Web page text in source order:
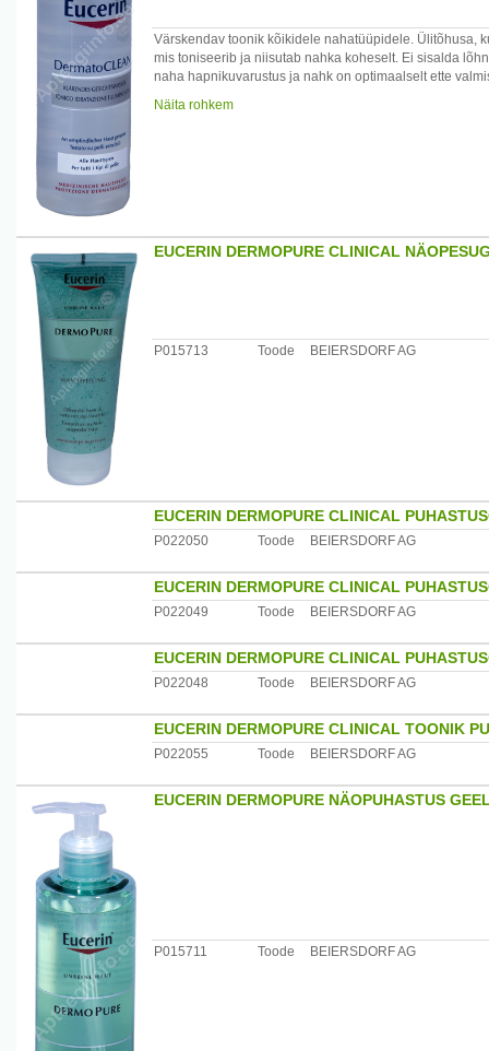
Värskendav toonik kõikidele nahatüüpidele. Ülitõhusa,
mis toniseerib ja niisutab nahka koheselt. Ei sisalda
naha hapnikuvarustus ja nahk on optimaalselt ette
Näita rohkem
EUCERIN DERMOPURE CLINICAL
P015713 Toode BEIERSDORF AG
EUCERIN DERMOPURE CLINICAL
P022050 Toode BEIERSDORF AG
EUCERIN DERMOPURE CLINICAL
P022049 Toode BEIERSDORF AG
EUCERIN DERMOPURE CLINICAL
P022048 Toode BEIERSDORF AG
EUCERIN DERMOPURE CLINICAL TOONIK
P022055 Toode BEIERSDORF AG
EUCERIN DERMOPURE NÄOPUHASTUS
P015711 Toode BEIERSDORF AG